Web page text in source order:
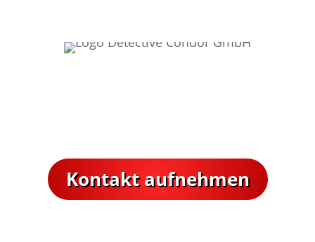
Kontakt aufnehmen